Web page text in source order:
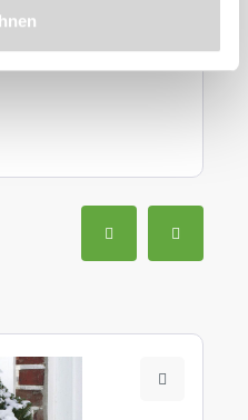
und Größen*